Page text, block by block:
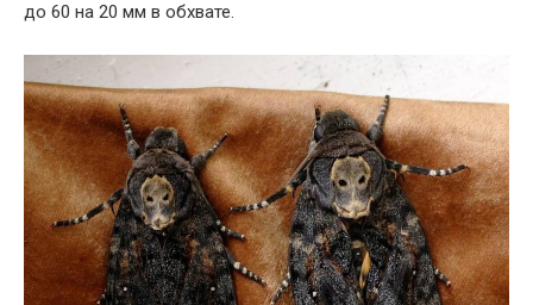
до 60 на 20 мм в обхвате.